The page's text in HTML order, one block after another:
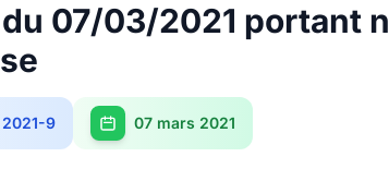
07/03/2021 portant
9 07 mars 2021